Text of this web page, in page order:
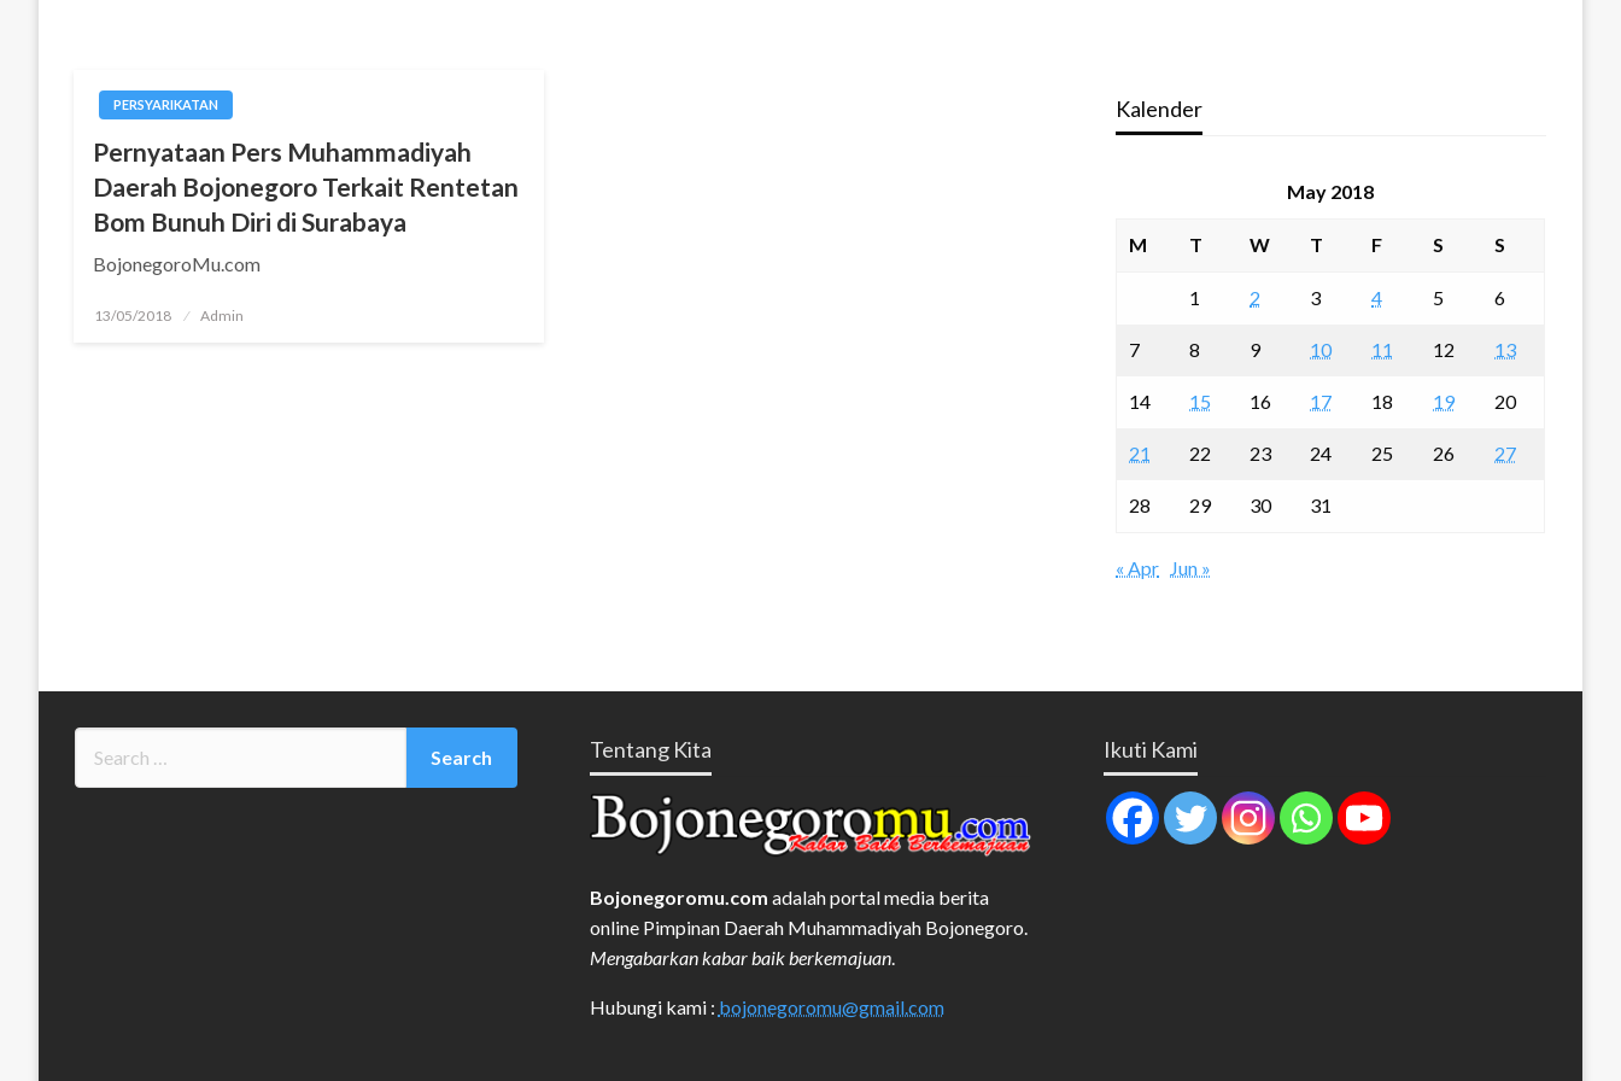
PERSYARIKATAN
Pernyataan Pers Muhammadiyah
Daerah Bojonegoro Terkait Rentetan
Bom Bunuh Diri di Surabaya
BojonegoroMu.com
Posted
13/05/2018 Admin
Kalender
May 2018
M T W T F S S
1 2 3 4 5 6
7 8 9 10 11 12 13
14 15 16 17 18 19 20
21 22 23 24 25 26 27
28 29 30 31
« Apr Jun »
Tentang Kita
Bojonegoromu.com adalah portal media berita
online Pimpinan Daerah Muhammadiyah Bojonegoro.
Mengabarkan kabar baik berkemajuan.
Hubungi kami : bojonegoromu@gmail.com
Ikuti Kami